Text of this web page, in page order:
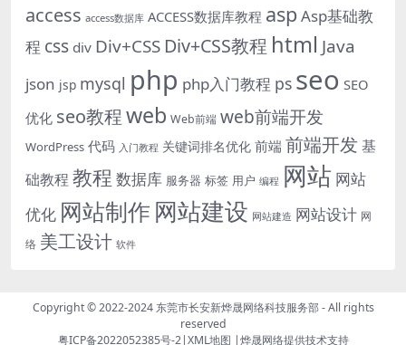
access access数据库 ACCESS数据库教程 asp Asp基础教
程 css div Div+CSS Div+CSS教程 html Java
json jsp mysql php php入门教程 ps seo SEO
优化 seo教程web Web前端 web前端开发
WordPress 代码 入门教程 关键词排名优化 前端 前端开发 基
础教程 教程 数据库 服务器 标签 用户 编程 网站 网站
优化 网站制作 网站建设 网站建造 网站设计 网
络 美工设计 软件
Copyright © 2022-2024 东莞市长安新烨晟网络科技服务部- All rights
reserved
粤ICP备2022052385号-2|XML地图 |烨晟网络提供技术支持